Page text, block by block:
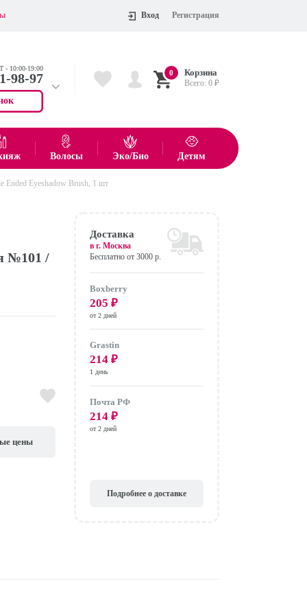
Вход Регистрация
- 10:00-19:00
98-97
55-75
0 Корзина
Всего:0 ₽
показать все товары
Волосы Эко/Био Детям
Ended Eyeshadow Brush, 1 шт
№101 /
цены
Доставка
в г.Москва
Бесплатно от 3000 р.
Boxberry
205 ₽
от 2 дней
Grastin
214 ₽
1 день
Почта РФ
214 ₽
от 2 дней
Подробнее о доставке